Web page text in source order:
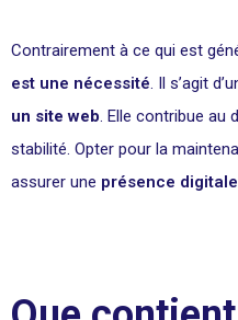
Contrairement à ce qui est
est une nécessité. Il s’agit
un site web. Elle contribue au
stabilité. Opter pour la
assurer une présence